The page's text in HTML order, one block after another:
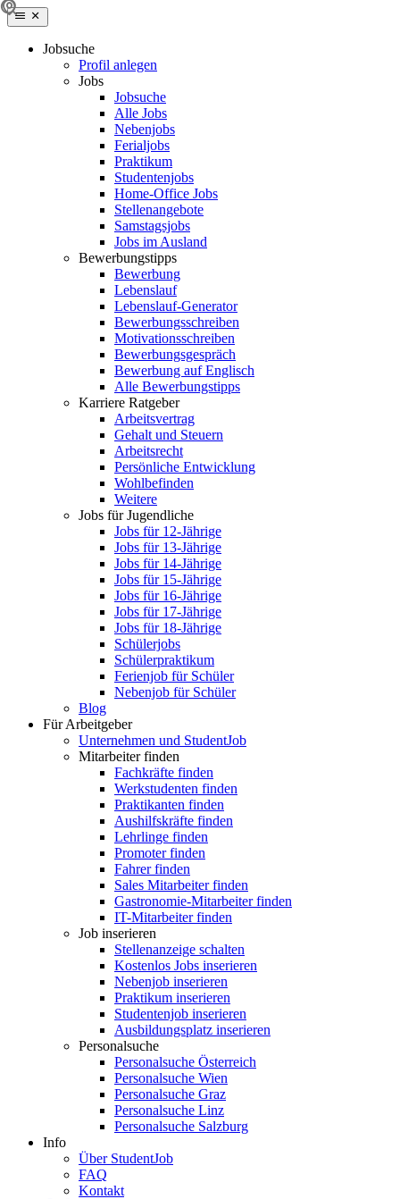
Jobsuche
Profil anlegen
Jobs
Jobsuche
Alle Jobs
Nebenjobs
Ferialjobs
Praktikum
Studentenjobs
Home-Office Jobs
Stellenangebote
Samstagsjobs
Jobs im Ausland
Bewerbungstipps
Bewerbung
Lebenslauf
Lebenslauf-Generator
Bewerbungsschreiben
Motivationsschreiben
Bewerbungsgespräch
Bewerbung auf Englisch
Alle Bewerbungstipps
Karriere Ratgeber
Arbeitsvertrag
Gehalt und Steuern
Arbeitsrecht
Persönliche Entwicklung
Wohlbefinden
Weitere
Jobs für Jugendliche
Jobs für 12-Jährige
Jobs für 13-Jährige
Jobs für 14-Jährige
Jobs für 15-Jährige
Jobs für 16-Jährige
Jobs für 17-Jährige
Jobs für 18-Jährige
Schülerjobs
Schülerpraktikum
Ferienjob für Schüler
Nebenjob für Schüler
Blog
Für Arbeitgeber
Unternehmen und StudentJob
Mitarbeiter finden
Fachkräfte finden
Werkstudenten finden
Praktikanten finden
Aushilfskräfte finden
Lehrlinge finden
Promoter finden
Fahrer finden
Sales Mitarbeiter finden
Gastronomie-Mitarbeiter finden
IT-Mitarbeiter finden
Job inserieren
Stellenanzeige schalten
Kostenlos Jobs inserieren
Nebenjob inserieren
Praktikum inserieren
Studentenjob inserieren
Ausbildungsplatz inserieren
Personalsuche
Personalsuche Österreich
Personalsuche Wien
Personalsuche Graz
Personalsuche Linz
Personalsuche Salzburg
Info
Über StudentJob
FAQ
Kontakt